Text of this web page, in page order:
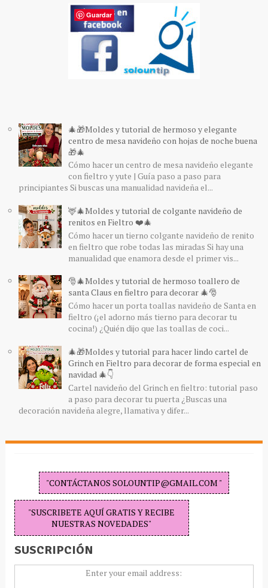
🎄🎁Moldes y tutorial de hermoso y elegante
centro de mesa navideño con hojas de noche buena
🎁🎄
Cómo hacer un centro de mesa navideño elegante
con fieltro y yute | Guía paso a paso para
principiantes Si buscas una manualidad navideña el...
🦌🎄Moldes y tutorial de colgante navideño de
renitos en Fieltro ❤️🎄
Cómo hacer un tierno colgante navideño de renito
en fieltro que robe todas las miradas Si hay una
manualidad que enamora desde el primer vis...
🎅🎄Moldes y tutorial de hermoso toallero de
santa Claus en fieltro para decorar 🎄🎅
Cómo hacer un porta toallas navideño de Santa en
fieltro (¡el adorno más tierno para decorar tu
cocina!) ¿Quién dijo que las toallas de coci...
🎄🎁Moldes y tutorial para hacer lindo cartel de
Grinch en Fieltro para decorar de forma especial en
navidad 🎄👇
Cartel navideño del Grinch en fieltro: tutorial paso
a paso para decorar tu puerta ¿Buscas una
decoración navideña alegre, llamativa y difer...
"CONTÁCTANOS SOLOUNTIP@GMAIL.COM "
"SUSCRIBETE AQUÍ GRATIS Y RECIBE
NUESTRAS NOVEDADES"
SUSCRIPCIÓN
Enter your email address:
Guardar